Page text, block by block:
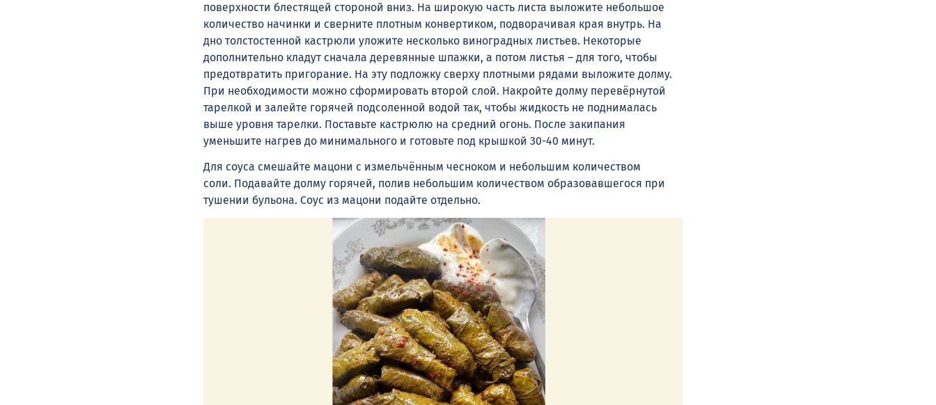
поверхности блестящей стороной вниз. На широкую часть листа выложите небольшое
количество начинки и сверните плотным конвертиком, подворачивая края внутрь. На
дно толстостенной кастрюли уложите несколько виноградных листьев. Некоторые
дополнительно кладут сначала деревянные шпажки, а потом листья – для того, чтобы
предотвратить пригорание. На эту подложку сверху плотными рядами выложите долму.
При необходимости можно сформировать второй слой. Накройте долму перевёрнутой
тарелкой и залейте горячей подсоленной водой так, чтобы жидкость не поднималась
выше уровня тарелки. Поставьте кастрюлю на средний огонь. После закипания
уменьшите нагрев до минимального и готовьте под крышкой 30-40 минут.
Для соуса смешайте мацони с измельчённым чесноком и небольшим количеством
соли. Подавайте долму горячей, полив небольшим количеством образовавшегося при
тушении бульона. Соус из мацони подайте отдельно.